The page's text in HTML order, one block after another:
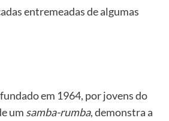
entremeadas de algumas
em 1964, por jovens do
um samba-rumba, demonstra a